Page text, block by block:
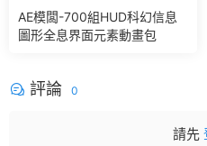
AE模闆-700組HUD科幻信息
圖形全息界面元素動畫包
評論 0
請先